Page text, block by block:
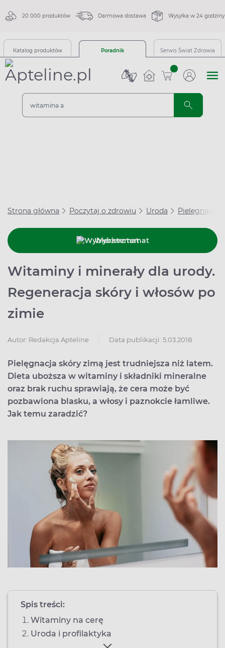
20 000 produktów Darmowa dostawa Wysyłka w 24 godziny
Katalog produktów Poradnik Serwis Świat Zdrowia
sztuk
Strona główna Poczytaj o zdrowiu Uroda Pielęgnacja
Wybierz temat
Witaminy i minerały dla urody.
Regeneracja skóry i włosów po
zimie
Autor: Redakcja Apteline Data publikacji: 5.03.2018
Pielęgnacja skóry zimą jest trudniejsza niż latem.
Dieta uboższa w witaminy i składniki mineralne
oraz brak ruchu sprawiają, że cera może być
pozbawiona blasku, a włosy i paznokcie łamliwe.
Jak temu zaradzić?
Spis treści:
Witaminy na cerę
Uroda i profilaktyka